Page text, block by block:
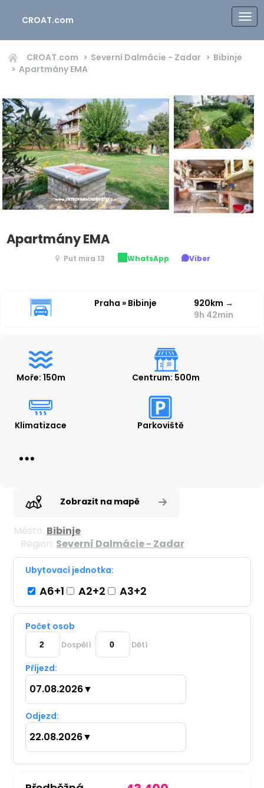
CROAT.com
CROAT.com Severní Dalmácie - Zadar
Bibinje
Apartmány EMA
Apartmány EMA
Put mira 13 WhatsApp Viber
Praha » Bibinje 920km →
9h 42min
Moře: 150m Centrum: 500m
Klimatizace Parkoviště
Zobrazit na mapě
Město: Bibinje
Region: Severní Dalmácie - Zadar
Ubytovací jednotka:
A6+1 A2+2 A3+2
Počet osob
Dospělí Dětí
Příjezd:
07.08.2026▼
Odjezd:
22.08.2026▼